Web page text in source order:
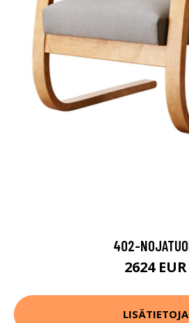
402-
2624 EUR
LISÄTIETOJA